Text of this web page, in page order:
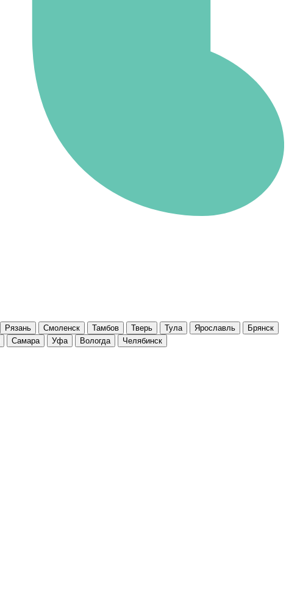
Рязань Смоленск Тамбов Тверь Тула Ярославль
Брянск
Самара Уфа Вологда Челябинск